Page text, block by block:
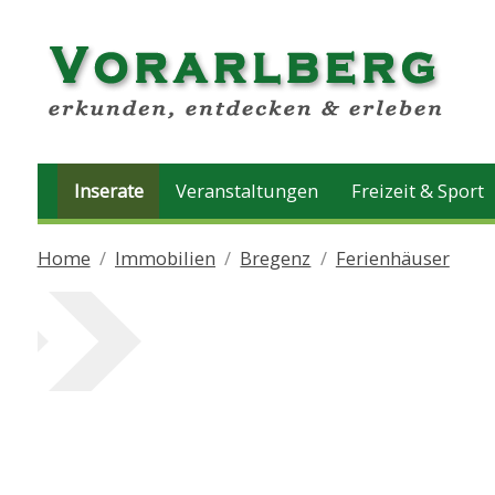
Inserate Veranstaltungen Freizeit & Sport
Home Immobilien Bregenz Ferienhäuser